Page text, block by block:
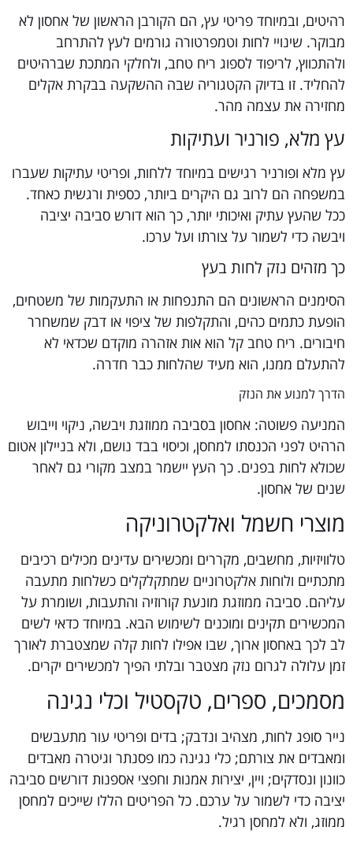
רהיטים, ובמיוחד פריטי עץ, הם הקורבן הראשון של אחסון לא
מבוקר. שינויי לחות וטמפרטורה גורמים לעץ להתרחב
ולהתכווץ, לריפוד לספוג ריח טחב, ולחלקי המתכת שברהיטים
להחליד. זו בדיוק הקטגוריה שבה ההשקעה בבקרת אקלים
מחזירה את עצמה מהר.
עץ מלא, פורניר ועתיקות
עץ מלא ופורניר רגישים במיוחד ללחות, ופריטי עתיקות שעברו
במשפחה הם לרוב גם היקרים ביותר, כספית ורגשית כאחד.
ככל שהעץ עתיק ואיכותי יותר, כך הוא דורש סביבה יציבה
ויבשה כדי לשמור על צורתו ועל ערכו.
כך מזהים נזק לחות בעץ
הסימנים הראשונים הם התנפחות או התעקמות של משטחים,
הופעת כתמים כהים, והתקלפות של ציפוי או דבק שמשחרר
חיבורים. ריח טחב קל הוא אות אזהרה מוקדם שכדאי לא
להתעלם ממנו, הוא מעיד שהלחות כבר חדרה.
הדרך למנוע את הנזק
המניעה פשוטה: אחסון בסביבה ממוזגת ויבשה, ניקוי וייבוש
הרהיט לפני הכנסתו למחסן, וכיסוי בבד נושם, ולא בניילון אטום
שכולא לחות בפנים. כך העץ יישמר במצב מקורי גם לאחר
שנים של אחסון.
מוצרי חשמל ואלקטרוניקה
טלוויזיות, מחשבים, מקררים ומכשירים עדינים מכילים רכיבים
מתכתיים ולוחות אלקטרוניים שמתקלקלים כשלחות מתעבה
עליהם. סביבה ממוזגת מונעת קורוזיה והתעבות, ושומרת על
המכשירים תקינים ומוכנים לשימוש הבא. במיוחד כדאי לשים
לב לכך באחסון ארוך, שבו אפילו לחות קלה שמצטברת לאורך
זמן עלולה לגרום נזק מצטבר ובלתי הפיך למכשירים יקרים.
מסמכים, ספרים, טקסטיל וכלי נגינה
נייר סופג לחות, מצהיב ונדבק; בדים ופריטי עור מתעבשים
ומאבדים את צורתם; כלי נגינה כמו פסנתר וגיטרה מאבדים
כוונון ונסדקים; ויין, יצירות אמנות וחפצי אספנות דורשים סביבה
יציבה כדי לשמור על ערכם. כל הפריטים הללו שייכים למחסן
ממוזג, ולא למחסן רגיל.